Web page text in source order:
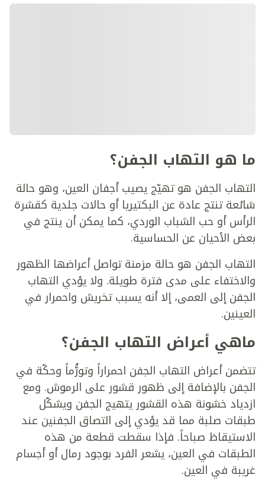
ما هو التهاب الجفن؟
التهاب الجفن هو تهيّج يصيب أجفان العين، وهو حالة
شائعة تنتج عادة عن البكتيريا أو حالات جلدية كقشرة
الرأس أو حب الشباب الوردي، كما يمكن أن ينتج في
بعض الأحيان عن الحساسية.
التهاب الجفن هو حالة مزمنة تواصل أعراضها الظهور
والاختفاء على مدى فترة طويلة. ولا يؤدي التهاب
الجفن إلى العمى، إلا أنه يسبب تخريش واحمرار في
العينين.
ماهي أعراض التهاب الجفن؟
تتضمن أعراض التهاب الجفن احمراراً وتورُّماً وحكّة في
الجفن بالإضافة إلى ظهور قشور على الرموش. ومع
ازدياد خشونة هذه القشور يتهيج الجفن ويشكّل
طبقات صلبة مما قد يؤدي إلى التصاق الجفنين عند
الاستيقاظ صباحاً. فإذا سقطت قطعة من هذه
الطبقات في العين، يشعر الفرد بوجود رمال أو أجسام
غريبة في العين.